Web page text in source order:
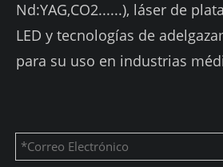
Nd:YAG,CO2......), láser de
LED y tecnologías de
para su uso en industrias